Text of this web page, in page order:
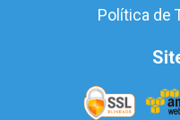
Política de